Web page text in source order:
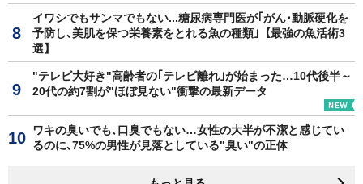
イワシでもサンマでもない...糖尿病専門医が｢がん･動脈硬化を
予防し､美肌を保つ栄養素をとれる魚の種類｣【最強の魚活術3
選】
"テレビ大好き"高齢者の｢テレビ離れ｣が始まった…10代後半～
20代の約7割が"ほぼ見ない"衝撃の最新データ
ワキの臭いでも､口臭でもない…女性の大半が不潔と感じてい
るのに､75%の男性が見落としている"臭い"の正体